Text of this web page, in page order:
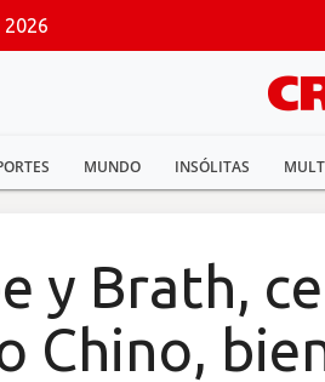
2026
MUNDO INSÓLITAS
y Brath,
Chino,